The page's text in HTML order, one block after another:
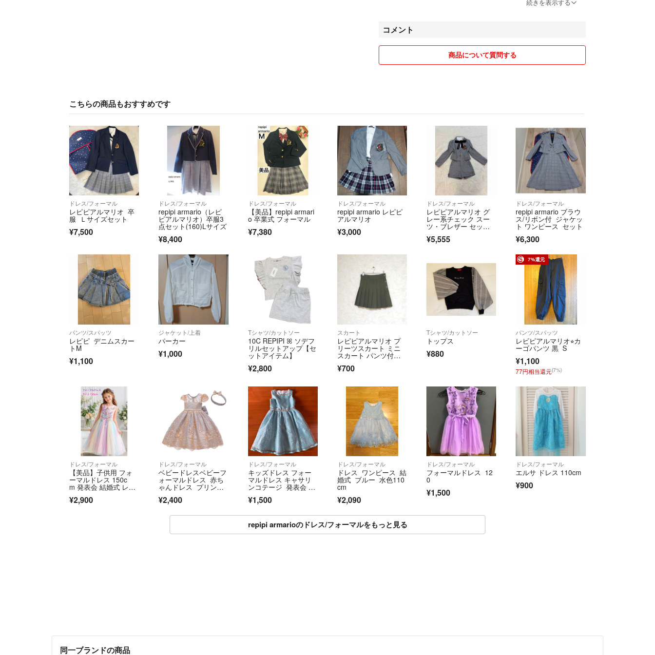
※値下げ待ちのいいね！いりません(´･_･`)
購入意思がある方のみお願い致しますm(__)m
普通評価について
ても不愉快です。
※発送は基本、定形外です。発送後のトラブルに関しては責任とれま
せんので、ご了承くださいm(__)m
保証を付けたい方はコメントにお書きください☺
※交渉中でも先に購入ボタン押した方、こちらで提示した金額で購入
された方が優先になりますのでご了承ください。
よろしくお願い致します♡
続きを表示する
コメント
商品について質問する
こちらの商品もおすすめです
ドレス/フォーマル
レピピアルマリオ 卒
服 Ｌサイズセット
¥7,500
ドレス/フォーマル
repipi armario（レピ
ピアルマリオ）卒服3
点セット(160)Lサイズ
¥8,400
ドレス/フォーマル
【美品】repipi armari
o 卒業式 フォーマル
¥7,380
ドレス/フォーマル
repipi armario レピピ
アルマリオ
¥3,000
ドレス/フォーマル
レピピアルマリオ グ
レー系チェック スー
ツ・ブレザー セット
¥5,555
ドレス/フォーマル
repipi armario ブラウ
ス/リボン付 ジャケッ
ト ワンピース セット
¥6,300
パンツ/スパッツ
レピピ デニムスカー
トM
¥1,100
ジャケット/上着
パーカー
¥1,000
Tシャツ/カットソー
10C REPIPI ꕤ ソデフ
リルセットアップ【セ
ットアイテム】
¥2,800
スカート
レピピアルマリオ プ
リーツスカート ミニ
スカート パンツ付き X
S 140
¥700
Tシャツ/カットソー
トップス
¥880
7%還元
パンツ/スパッツ
レピピアルマリオ⭐︎カ
ーゴパンツ 黒 S
¥1,100
77円相当還元(7%)
ドレス/フォーマル
【美品】子供用 フォ
ーマルドレス 150c
m 発表会 結婚式 レイ
ンボー 蝶刺繍
¥2,900
ドレス/フォーマル
ベビードレスベビーフ
ォーマルドレス 赤ち
ゃんドレス プリンセ
スドレス七五三撮
影 パーティー お誕生
ス 80㎝
¥2,400
ドレス/フォーマル
キッズドレス フォー
マルドレス キャサリ
ンコテージ 発表会 結
婚式 エルサ風 150
¥1,500
ドレス/フォーマル
ドレス ワンピース 結
婚式 ブルー 水色110
cm
¥2,090
ドレス/フォーマル
フォーマルドレス 12
0
¥1,500
ドレス/フォーマル
エルサ ドレス 110cm
¥900
repipi armarioのドレス/フォーマルをもっと見る
同一ブランドの商品